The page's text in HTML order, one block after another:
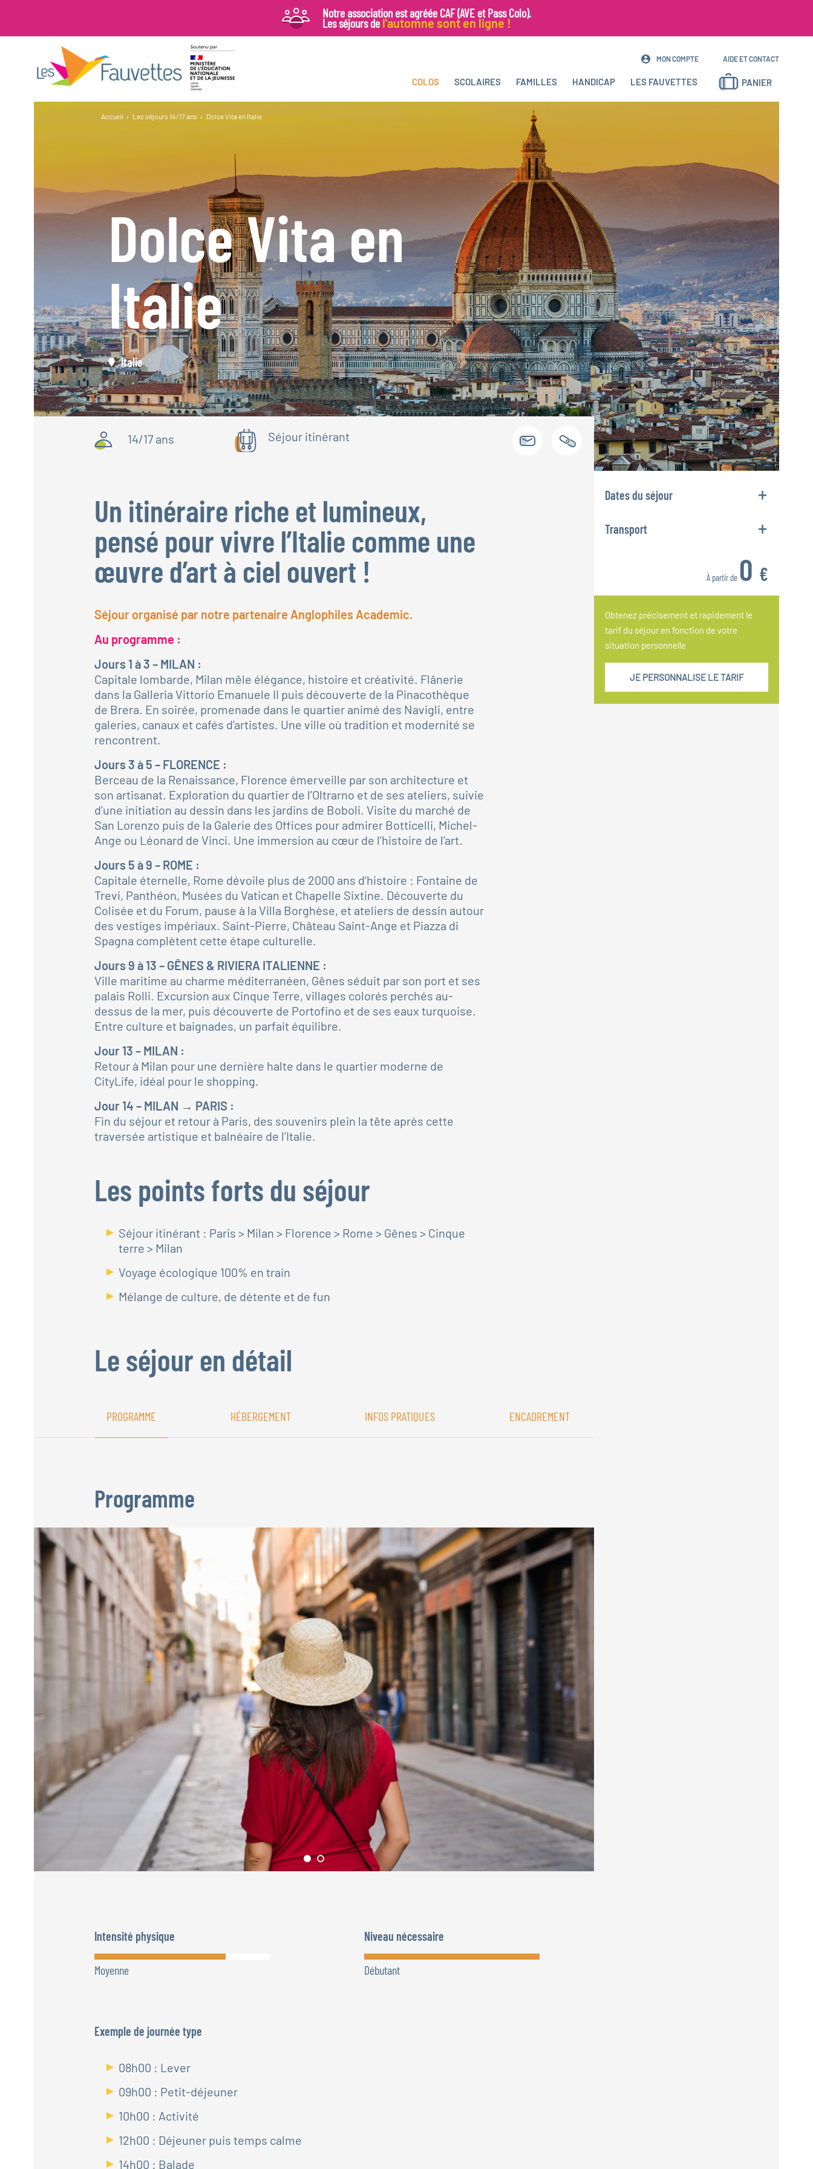
Notre association est agréée CAF (AVE et Pass Colo).
Les séjours de l'automne sont en ligne !
PANIER
COLOS SCOLAIRES FAMILLES HANDICAP LES FAUVETTES
MON COMPTE AIDE ET CONTACT
Accueil Les séjours 14/17 ans Dolce Vita en Italie
Dolce Vita en
Italie
Italie
14/17 ans Séjour itinérant
Dates du séjour
Transport
voir les options de transport.
À partir de 0 €
Obtenez précisement et rapidement le
tarif du séjour en fonction de votre
situation personnelle
JE PERSONNALISE LE TARIF
Un itinéraire riche et lumineux,
pensé pour vivre l’Italie comme une
œuvre d’art à ciel ouvert !
Séjour organisé par notre partenaire Anglophiles Academic.
Au programme :
Jours 1 à 3 – MILAN :
Capitale lombarde, Milan mêle élégance, histoire et créativité. Flânerie
dans la Galleria Vittorio Emanuele II puis découverte de la Pinacothèque
de Brera. En soirée, promenade dans le quartier animé des Navigli, entre
galeries, canaux et cafés d’artistes. Une ville où tradition et modernité se
rencontrent.
Jours 3 à 5 – FLORENCE :
Berceau de la Renaissance, Florence émerveille par son architecture et
son artisanat. Exploration du quartier de l’Oltrarno et de ses ateliers, suivie
d’une initiation au dessin dans les jardins de Boboli. Visite du marché de
San Lorenzo puis de la Galerie des Offices pour admirer Botticelli, Michel-
Ange ou Léonard de Vinci. Une immersion au cœur de l’histoire de l’art.
Jours 5 à 9 – ROME :
Capitale éternelle, Rome dévoile plus de 2000 ans d’histoire : Fontaine de
Trevi, Panthéon, Musées du Vatican et Chapelle Sixtine. Découverte du
Colisée et du Forum, pause à la Villa Borghèse, et ateliers de dessin autour
des vestiges impériaux. Saint-Pierre, Château Saint-Ange et Piazza di
Spagna complètent cette étape culturelle.
Jours 9 à 13 – GÊNES & RIVIERA ITALIENNE :
Ville maritime au charme méditerranéen, Gênes séduit par son port et ses
palais Rolli. Excursion aux Cinque Terre, villages colorés perchés au-
dessus de la mer, puis découverte de Portofino et de ses eaux turquoise.
Entre culture et baignades, un parfait équilibre.
Jour 13 – MILAN :
Retour à Milan pour une dernière halte dans le quartier moderne de
CityLife, idéal pour le shopping.
Jour 14 – MILAN → PARIS :
Fin du séjour et retour à Paris, des souvenirs plein la tête après cette
traversée artistique et balnéaire de l’Italie.
Les points forts du séjour
Séjour itinérant : Paris > Milan > Florence > Rome > Gênes > Cinque
terre > Milan
Voyage écologique 100% en train
Mélange de culture, de détente et de fun
Le séjour en détail
PROGRAMME HÉBERGEMENT INFOS PRATIQUES ENCADREMENT
Programme
Intensité physique
Moyenne
Niveau nécessaire
Débutant
Exemple de journée type
08h00 : Lever
09h00 : Petit-déjeuner
10h00 : Activité
12h00 : Déjeuner puis temps calme
14h00 : Balade